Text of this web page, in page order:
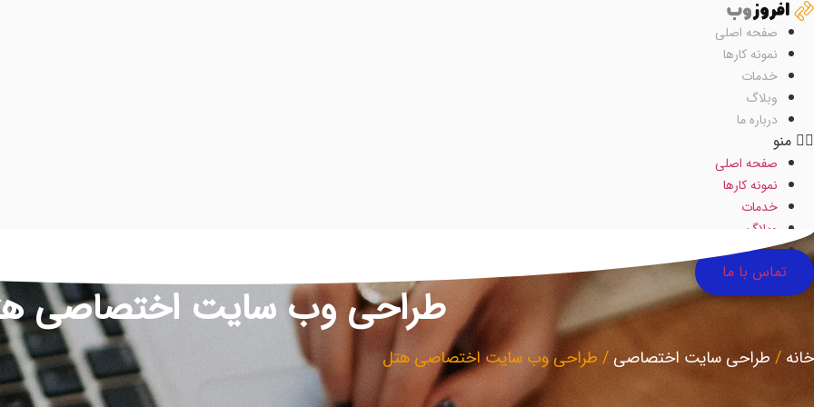
پرش
محتوا
صفحه اصلی
نمونه کارها
خدمات
وبلاگ
درباره ما
منو
صفحه اصلی
نمونه کارها
خدمات
وبلاگ
درباره ما
تماس با ما
طراحی وب سایت اختصاصی
خانه / طراحی سایت اختصاصی / طراحی وب سایت اختصاصی هتل